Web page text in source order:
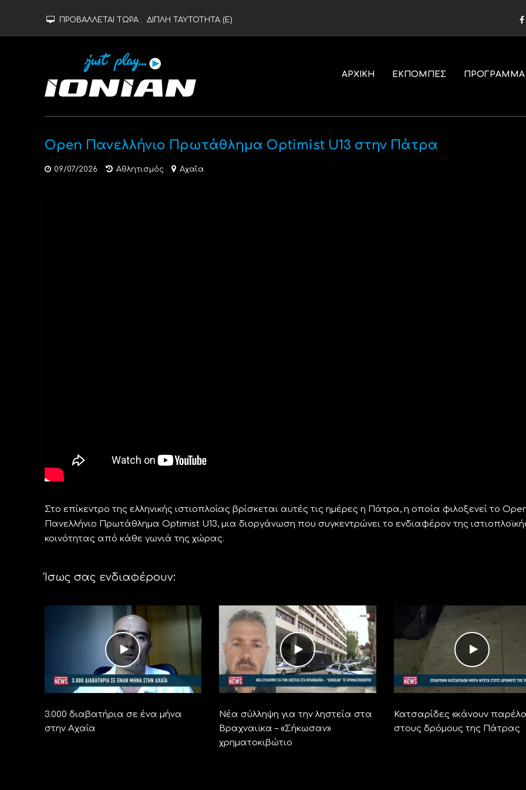
ΠΡΟΒΑΛΛΕΤΑΙ ΤΩΡΑ : ΔΙΠΛΗ ΤΑΥΤΟΤΗΤΑ (Ε)
ΑΡΧΙΚΗ ΕΚΠΟΜΠΕΣ ΠΡΟΓΡΑΜΜΑ
Open Πανελλήνιο Πρωτάθλημα Optimist U13 στην Πάτρα
09/07/2026 Αθλητισμός Αχαΐα
Στο επίκεντρο της ελληνικής ιστιοπλοΐας βρίσκεται αυτές τις ημέρες η Πάτρα, η οποία φιλοξενεί το
Πανελλήνιο Πρωτάθλημα Optimist U13, μια διοργάνωση που συγκεντρώνει το ενδιαφέρον της
κοινότητας από κάθε γωνιά της χώρας.
Ίσως σας ενδιαφέρουν:
3.000 διαβατήρια σε ένα μήνα
στην Αχαΐα
Νέα σύλληψη για την ληστεία στα
Βραχναιϊκα – «Σήκωσαν»
χρηματοκιβώτιο
Κατσαρίδες «κάνουν
στους δρόμους της Πάτρας